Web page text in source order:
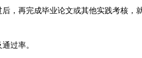
，再完成毕业论文或其他实践考核，
过率。